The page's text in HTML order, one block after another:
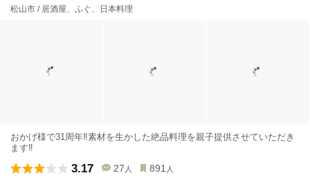
松山市 / 居酒屋、ふぐ、日本料理
おかげ様で31周年‼️素材を生かした絶品料理を親子提供させていただき
ます‼️
3.17 27 人 891 人